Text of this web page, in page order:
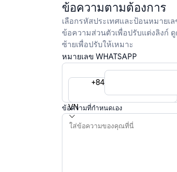
ข้อความตามต้องการ
เลือกรหัสประเทศและป้อนหมาย
ข้อความส่วนตัวเพื่อปรับแต่งลิงก์
ซ้ายเพื่อปรับให้เหมาะ
หมายเลข WHATSAPP
VN
+84
ข้อความที่กำหนดเอง